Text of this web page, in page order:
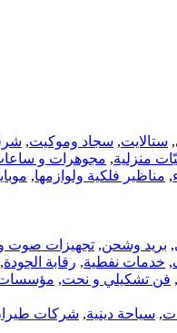
, ستالايت, سجاد وموكيت,
منزلية, مجوهرات‏ و
, مناظير فلكية ولوازمها,
, بريد وشحن, تجهيزات صوت
, خدمات نفطية, رقابة الجودة,
, فن تشكيلي و نحت, مؤسسات
, سياحة دينية, شركات